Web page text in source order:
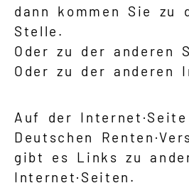
dann kommen Sie zu
Stelle.
Oder zu der anderen
Oder zu der anderen
Auf der
Deutschen
gibt es Links zu
Internet·Seiten.